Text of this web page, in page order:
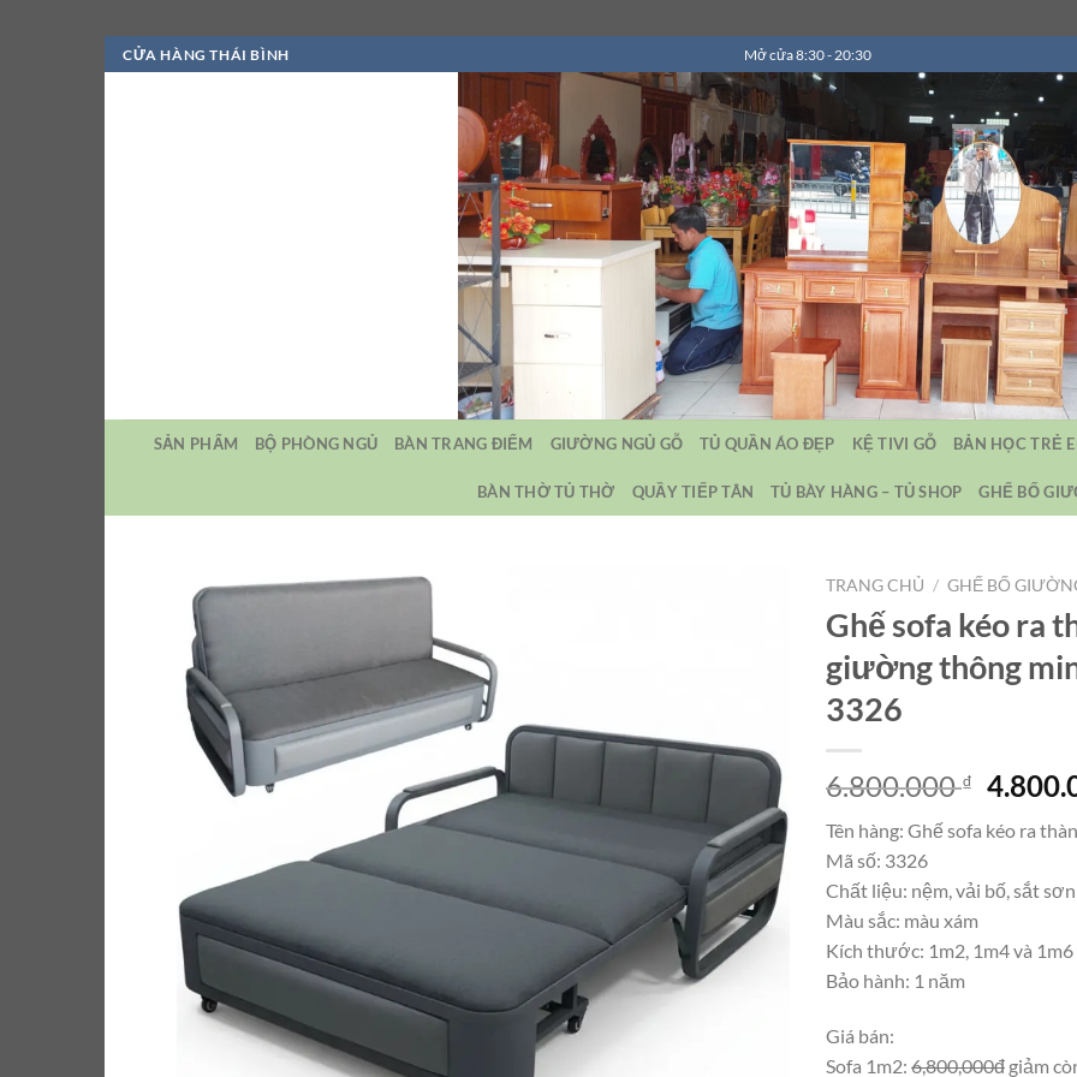
Bỏ
qua
CỬA HÀNG THÁI BÌNH Mở cửa 8:30 - 20:30
SẢN PHẨM BỘ PHÒNG NGỦ BÀN TRANG ĐIỂM GIƯỜNG NGỦ GỖ TỦ QUẦN ÁO ĐẸP KỆ TIVI GỖ BẢN HỌC TRẺ
BÀN THỜ TỦ THỜ QUẦY TIẾP TÂN TỦ BÀY HÀNG – TỦ SHOP GHẾ BỐ
TRANG CHỦ / GHẾ BỐ
Ghế sofa kéo ra
giường thông
3326
6.800.000₫ Giá
là:
Tên hàng: Ghế sofa kéo ra
Mã số: 3326
Chất liệu: nệm, vải bố, sắt
Màu sắc: màu xám
Kích thước: 1m2, 1m4 và 1m6
Bảo hành: 1 năm
Giá bán:
Sofa 1m2: 6,800,000đ giảm